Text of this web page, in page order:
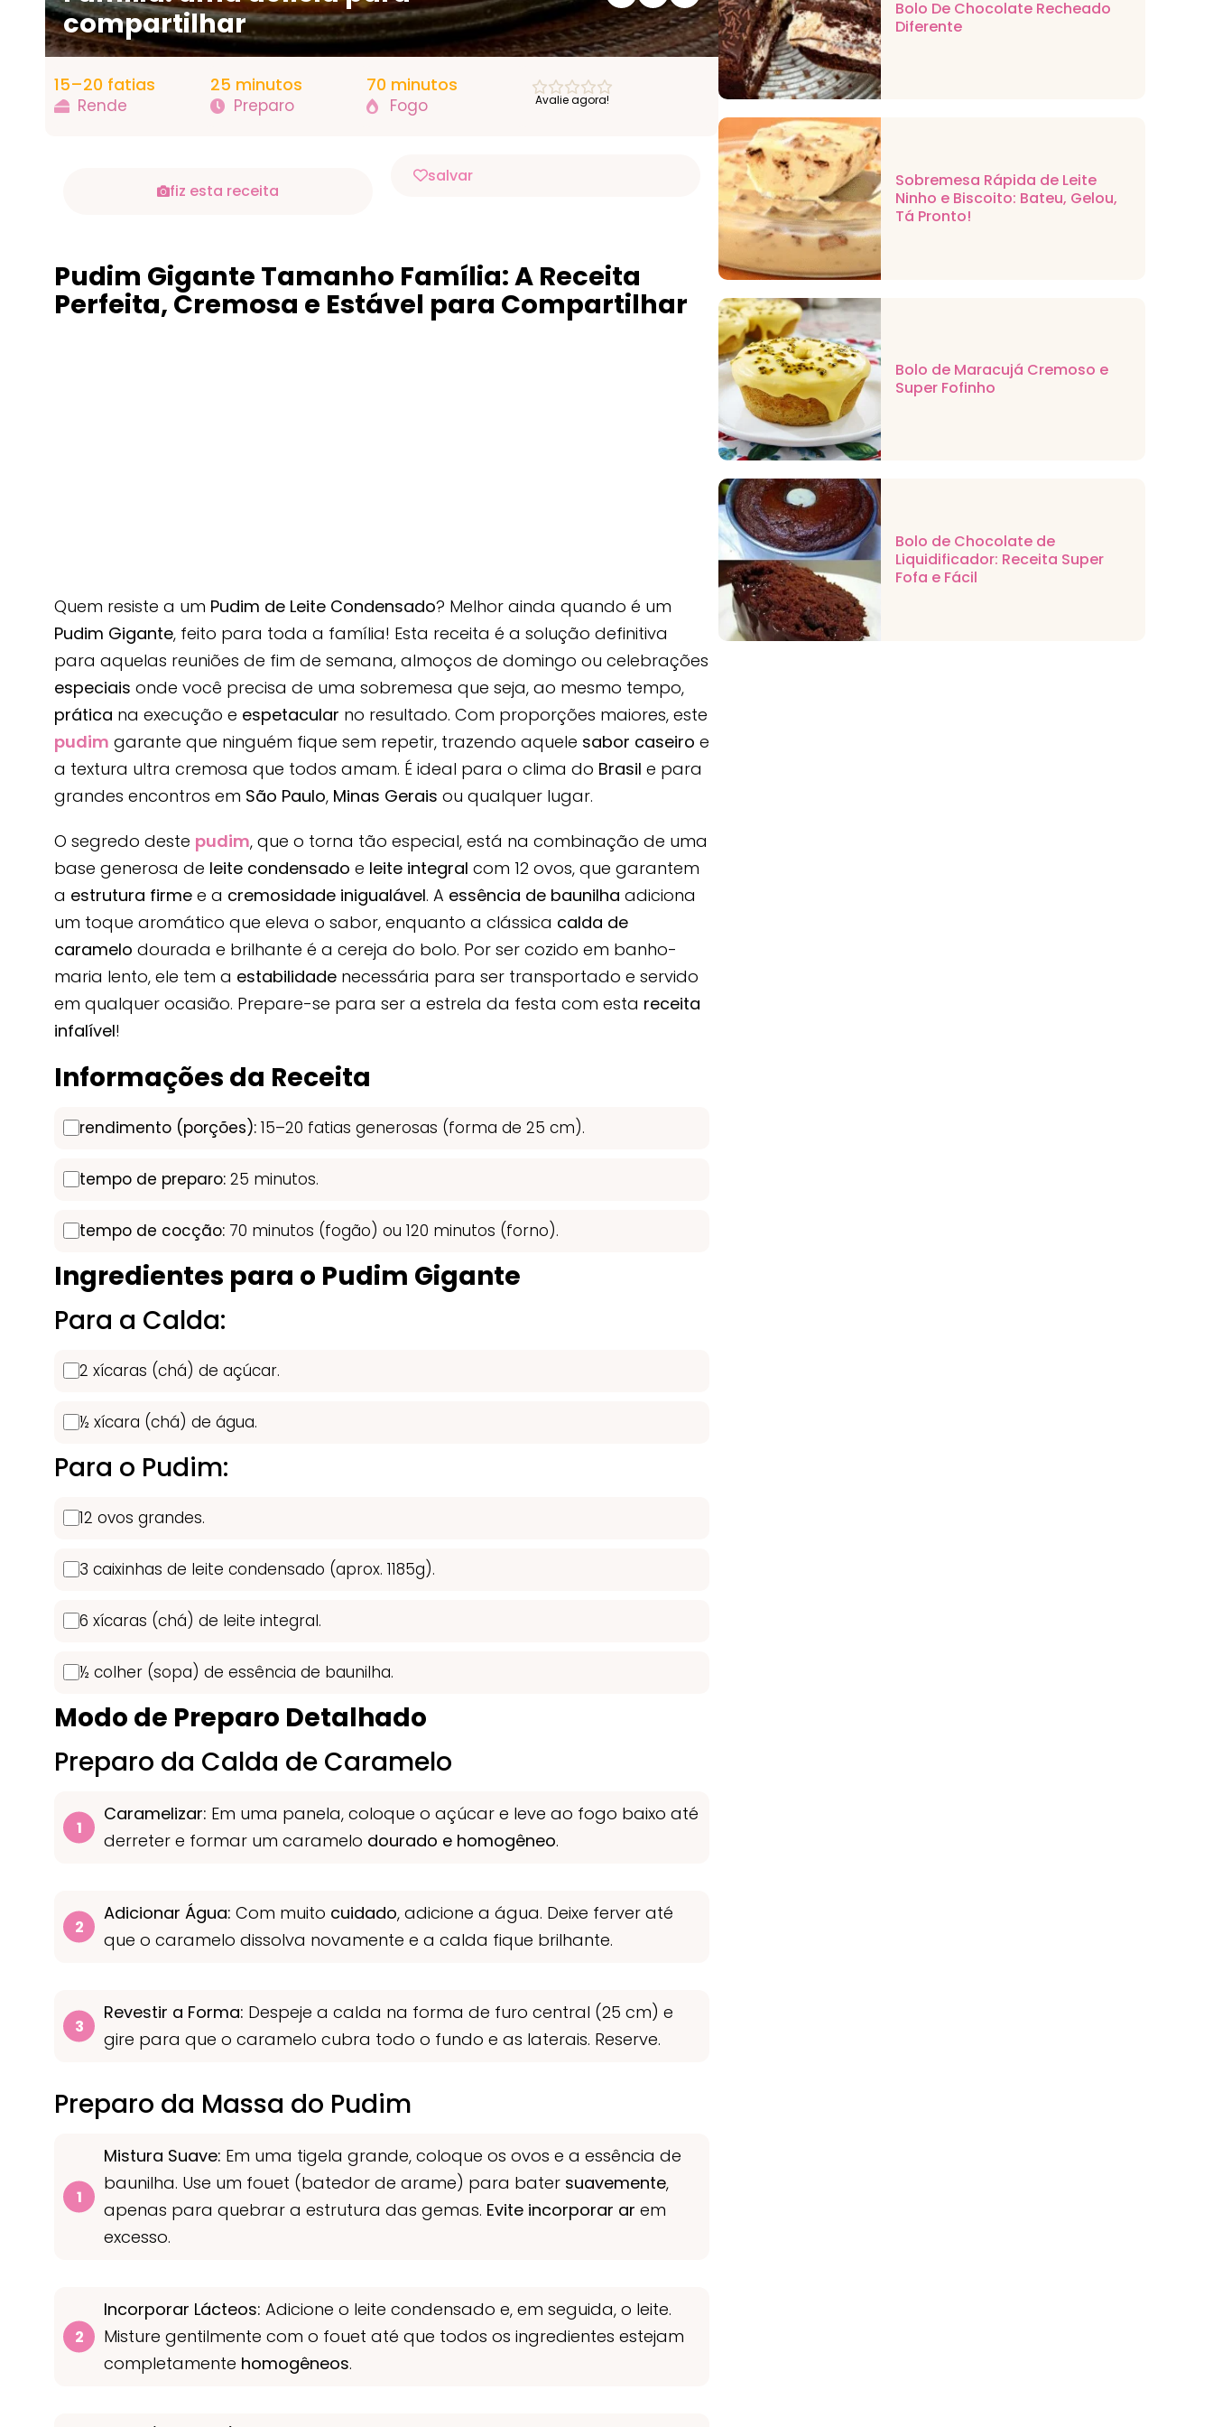
compartilhar
15–20 fatias
Rende
25 minutos
Preparo
70 minutos
Fogo Avalie agora!
fiz esta receita
salvar
Pudim Gigante Tamanho Família: A Receita
Perfeita, Cremosa e Estável para Compartilhar
Quem resiste a um Pudim de Leite Condensado? Melhor ainda quando é um
Pudim Gigante, feito para toda a família! Esta receita é a solução definitiva
para aquelas reuniões de fim de semana, almoços de domingo ou celebrações
especiais onde você precisa de uma sobremesa que seja, ao mesmo tempo,
prática na execução e espetacular no resultado. Com proporções maiores, este
pudim garante que ninguém fique sem repetir, trazendo aquele sabor caseiro e
a textura ultra cremosa que todos amam. É ideal para o clima do Brasil e para
grandes encontros em São Paulo, Minas Gerais ou qualquer lugar.
O segredo deste pudim, que o torna tão especial, está na combinação de uma
base generosa de leite condensado e leite integral com 12 ovos, que garantem
a estrutura firme e a cremosidade inigualável. A essência de baunilha adiciona
um toque aromático que eleva o sabor, enquanto a clássica calda de
caramelo dourada e brilhante é a cereja do bolo. Por ser cozido em banho-
maria lento, ele tem a estabilidade necessária para ser transportado e servido
em qualquer ocasião. Prepare-se para ser a estrela da festa com esta receita
infalível!
Informações da Receita
rendimento (porções): 15–20 fatias generosas (forma de 25 cm).
tempo de preparo: 25 minutos.
tempo de cocção: 70 minutos (fogão) ou 120 minutos (forno).
Ingredientes para o Pudim Gigante
Para a Calda:
2 xícaras (chá) de açúcar.
½ xícara (chá) de água.
Para o Pudim:
12 ovos grandes.
3 caixinhas de leite condensado (aprox. 1185g).
6 xícaras (chá) de leite integral.
½ colher (sopa) de essência de baunilha.
Modo de Preparo Detalhado
Preparo da Calda de Caramelo
Caramelizar: Em uma panela, coloque o açúcar e leve ao fogo baixo até
derreter e formar um caramelo dourado e homogêneo.
Adicionar Água: Com muito cuidado, adicione a água. Deixe ferver até
que o caramelo dissolva novamente e a calda fique brilhante.
Revestir a Forma: Despeje a calda na forma de furo central (25 cm) e
gire para que o caramelo cubra todo o fundo e as laterais. Reserve.
Preparo da Massa do Pudim
Mistura Suave: Em uma tigela grande, coloque os ovos e a essência de
baunilha. Use um fouet (batedor de arame) para bater suavemente,
apenas para quebrar a estrutura das gemas. Evite incorporar ar em
excesso.
Incorporar Lácteos: Adicione o leite condensado e, em seguida, o leite.
Misture gentilmente com o fouet até que todos os ingredientes estejam
completamente homogêneos.
Bolo De Chocolate Recheado
Diferente
Sobremesa Rápida de Leite
Ninho e Biscoito: Bateu, Gelou,
Tá Pronto!
Bolo de Maracujá Cremoso e
Super Fofinho
Bolo de Chocolate de
Liquidificador: Receita Super
Fofa e Fácil